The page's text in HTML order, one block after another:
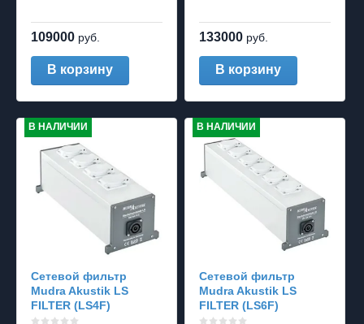
109000 руб.
В корзину
133000 руб.
В корзину
В НАЛИЧИИ
Cетевой фильтр
Mudra Akustik LS
FILTER (LS4F)
В НАЛИЧИИ
Cетевой фильтр
Mudra Akustik LS
FILTER (LS6F)